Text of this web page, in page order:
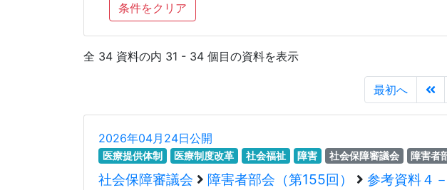
条件をクリア
全 34 資料の内 31 - 34 個目の資料を表示
最初へ
2026年04月24日公開
医療提供体制 医療制度改革 社会福祉 障害 社会保障審議会 障害者
社会保障審議会 障害者部会（第155回）
参考資料４